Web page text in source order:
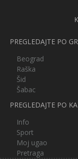
PREGLEDAJTE PO
Beograd
Raška
Šid
Šabac
PREGLEDAJTE PO
Info
Sport
Moj ugao
Pretraga